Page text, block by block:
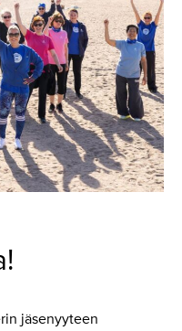
jäsenyyteen